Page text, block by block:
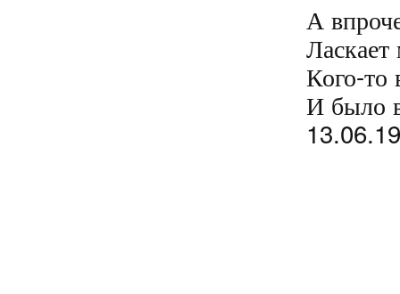
А
Кого-то
И было
13.06.19